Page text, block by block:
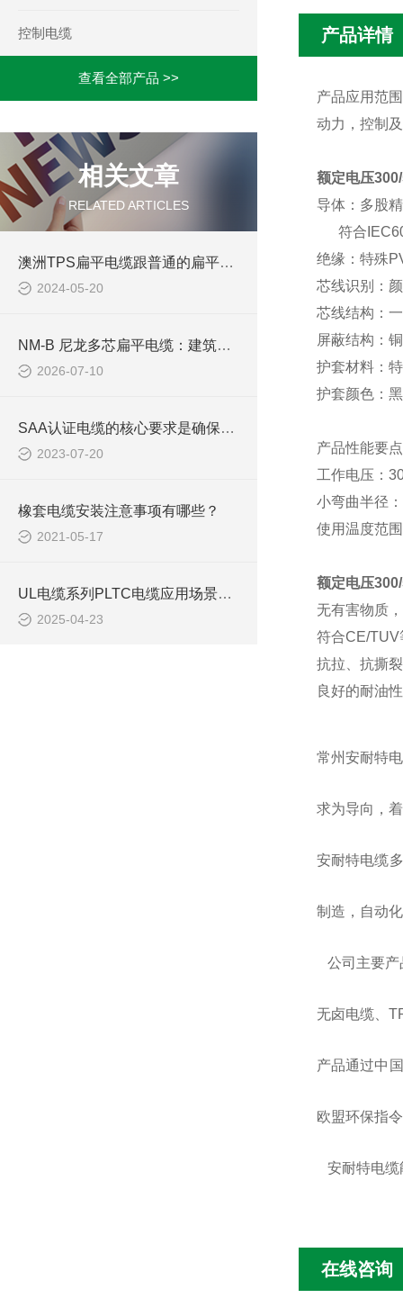
控制电缆
查看全部产品 >>
相关文章
RELATED ARTICLES
澳洲TPS扁平电缆跟普通的扁平电缆有什么区别？
2024-05-20
NM-B 尼龙多芯扁平电缆：建筑室内支路供电布线线缆
2026-07-10
SAA认证电缆的核心要求是确保产品的安全性和可靠性
2023-07-20
橡套电缆安装注意事项有哪些？
2021-05-17
UL电缆系列PLTC电缆应用场景及选型注意事项
2025-04-23
产品详情
产品应用范
动力，控制
额定电压
导体：多股
符合
绝缘：特殊
芯线识别：
芯线结构：
屏蔽结构：
护套材料：
护套颜色：
产品性能要
工作电压：
小弯曲半径
使用温度范
额定电压
无有害物质
符合CE/TUV
抗拉、抗撕
良好的耐油
常州安耐特
求为导向，
安耐特电缆
制造，自动
公司主要
无卤电缆、
产品通过中
欧盟环保指
安耐特电
在线咨询